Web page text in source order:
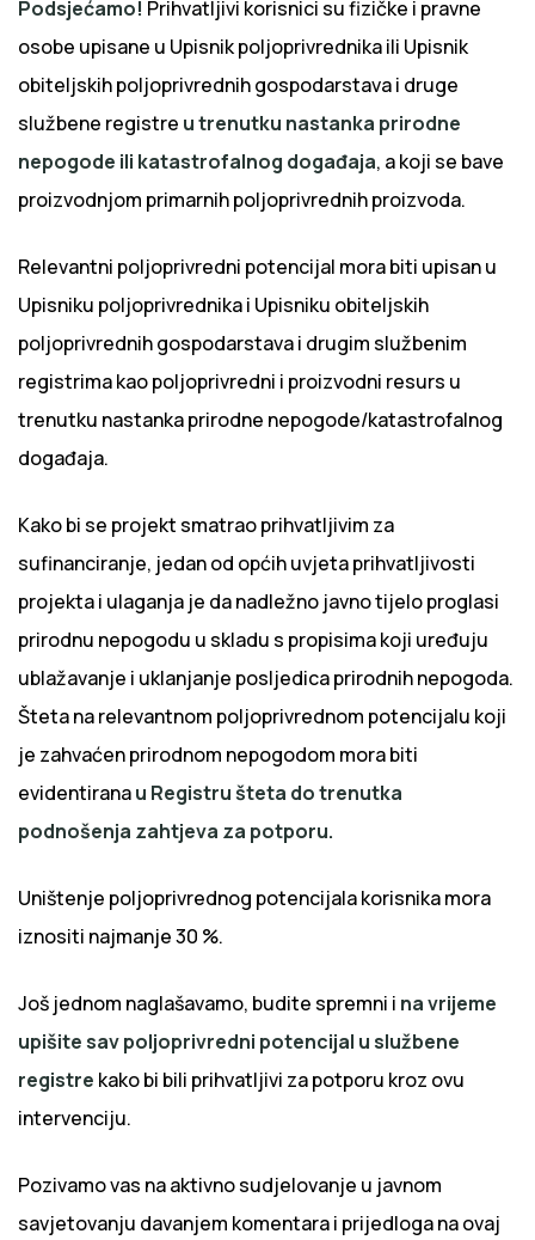
Podsjećamo! Prihvatljivi korisnici su fizičke i pravne
osobe upisane u Upisnik poljoprivrednika ili Upisnik
obiteljskih poljoprivrednih gospodarstava i druge
službene registre u trenutku nastanka prirodne
nepogode ili katastrofalnog događaja, a koji se bave
proizvodnjom primarnih poljoprivrednih proizvoda.
Relevantni poljoprivredni potencijal mora biti upisan u
Upisniku poljoprivrednika i Upisniku obiteljskih
poljoprivrednih gospodarstava i drugim službenim
registrima kao poljoprivredni i proizvodni resurs u
trenutku nastanka prirodne nepogode/katastrofalnog
događaja.
Kako bi se projekt smatrao prihvatljivim za
sufinanciranje, jedan od općih uvjeta prihvatljivosti
projekta i ulaganja je da nadležno javno tijelo proglasi
prirodnu nepogodu u skladu s propisima koji uređuju
ublažavanje i uklanjanje posljedica prirodnih nepogoda.
Šteta na relevantnom poljoprivrednom potencijalu koji
je zahvaćen prirodnom nepogodom mora biti
evidentiranau Registru šteta do trenutka
podnošenja zahtjeva za potporu.
Uništenje poljoprivrednog potencijala korisnika mora
iznositi najmanje 30 %.
Još jednom naglašavamo, budite spremni i na vrijeme
upišite sav poljoprivredni potencijal u službene
registre kako bi bili prihvatljivi za potporu kroz ovu
intervenciju.
Pozivamo vas na aktivno sudjelovanje u javnom
savjetovanju davanjem komentara i prijedloga na ovaj